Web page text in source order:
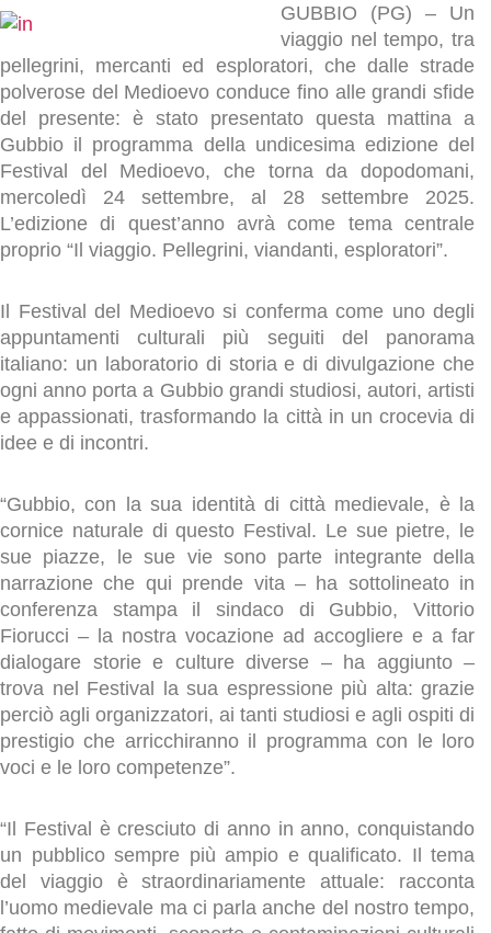
GUBBIO (PG) – Un
viaggio nel tempo, tra
pellegrini, mercanti ed esploratori, che dalle strade
polverose del Medioevo conduce fino alle grandi sfide
del presente: è stato presentato questa mattina a
Gubbio il programma della undicesima edizione del
Festival del Medioevo, che torna da dopodomani,
mercoledì 24 settembre, al 28 settembre 2025.
L’edizione di quest’anno avrà come tema centrale
proprio “Il viaggio. Pellegrini, viandanti, esploratori”.
Il Festival del Medioevo si conferma come uno degli
appuntamenti culturali più seguiti del panorama
italiano: un laboratorio di storia e di divulgazione che
ogni anno porta a Gubbio grandi studiosi, autori, artisti
e appassionati, trasformando la città in un crocevia di
idee e di incontri.
“Gubbio, con la sua identità di città medievale, è la
cornice naturale di questo Festival. Le sue pietre, le
sue piazze, le sue vie sono parte integrante della
narrazione che qui prende vita – ha sottolineato in
conferenza stampa il sindaco di Gubbio, Vittorio
Fiorucci – la nostra vocazione ad accogliere e a far
dialogare storie e culture diverse – ha aggiunto –
trova nel Festival la sua espressione più alta: grazie
perciò agli organizzatori, ai tanti studiosi e agli ospiti di
prestigio che arricchiranno il programma con le loro
voci e le loro competenze”.
“Il Festival è cresciuto di anno in anno, conquistando
un pubblico sempre più ampio e qualificato. Il tema
del viaggio è straordinariamente attuale: racconta
l’uomo medievale ma ci parla anche del nostro tempo,